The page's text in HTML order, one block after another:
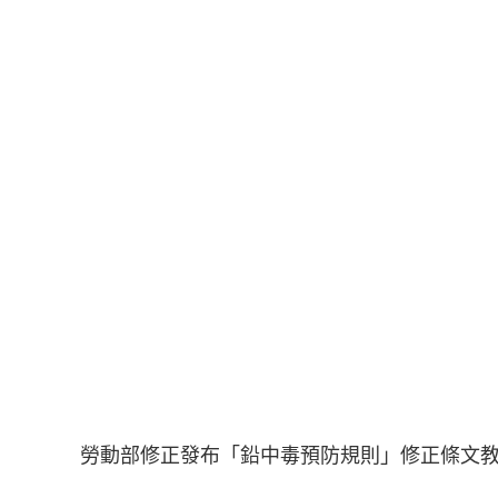
勞動部修正發布「鉛中毒預防規則」修正條文